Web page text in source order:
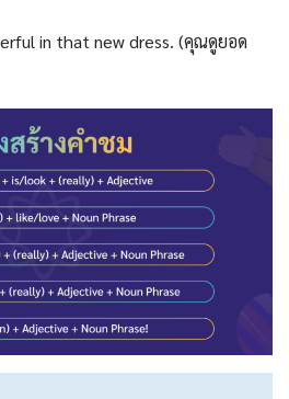
in that new dress. (คุณดูยอด